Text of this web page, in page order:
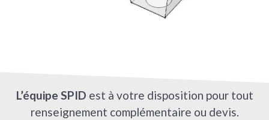
L’équipe SPID est à votre disposition pour tout
renseignement complémentaire ou devis.